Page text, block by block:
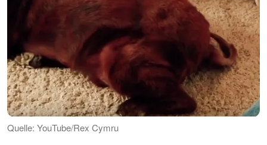
Quelle: YouTube/Rex Cymru